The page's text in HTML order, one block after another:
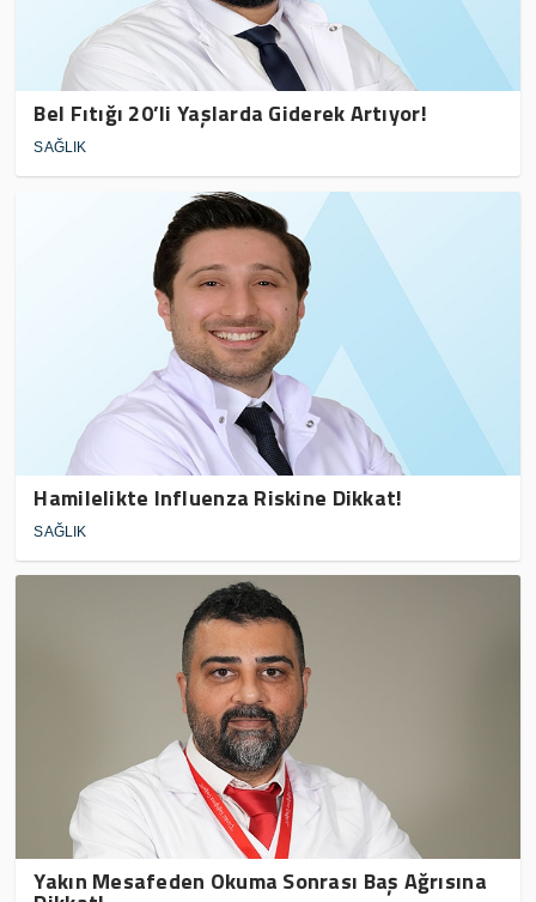
Bel Fıtığı 20’li Yaşlarda Giderek Artıyor!
SAĞLIK
Hamilelikte Influenza Riskine Dikkat!
SAĞLIK
Yakın Mesafeden Okuma Sonrası Baş Ağrısına